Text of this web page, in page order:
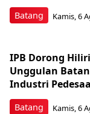
Batang Kamis, 6
Batang
IPB Dorong
Unggulan
Industri
Kamis, 6